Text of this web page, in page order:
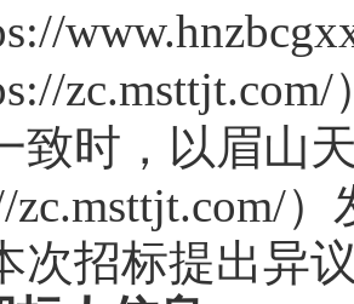
zc.msttjt.com/
致时，以眉山
）
次招标提出异